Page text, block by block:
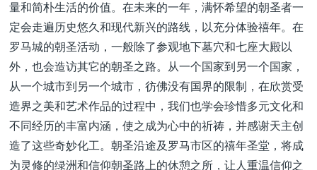
量和简朴生活的价值。在未来的一年，满怀希望的朝圣者一
定会走遍历史悠久和现代新兴的路线，以充分体验禧年。在
罗马城的朝圣活动，一般除了参观地下墓穴和七座大殿以
外，也会造访其它的朝圣之路。从一个国家到另一个国家，
从一个城市到另一个城市，彷佛没有国界的限制，在欣赏受
造界之美和艺术作品的过程中，我们也学会珍惜多元文化和
不同经历的丰富内涵，使之成为心中的祈祷，并感谢天主创
造了这些奇妙化工。朝圣沿途及罗马市区的禧年圣堂，将成
为灵修的绿洲和信仰朝圣路上的休憩之所，让人重温信仰之